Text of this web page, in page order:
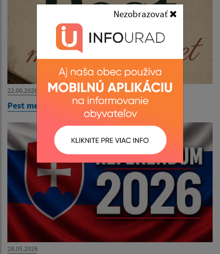
22.06.2026
Pest megér egy estet
28.05.2026
Nezobrazovať